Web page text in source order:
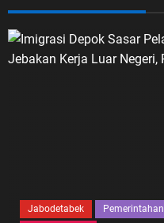
Jabodetabek Pemerintahan